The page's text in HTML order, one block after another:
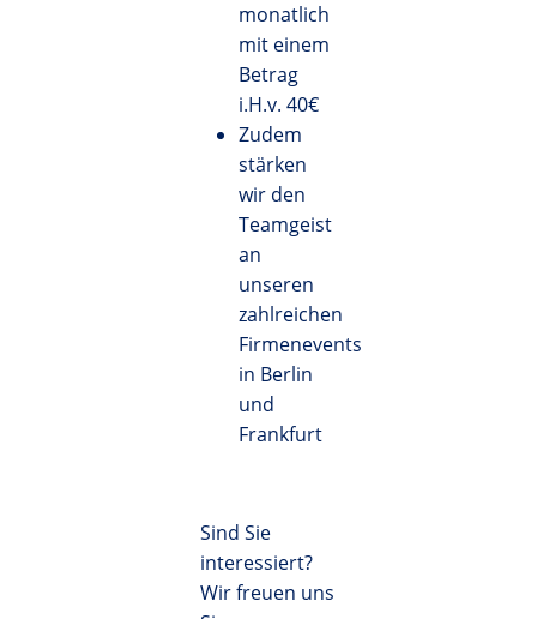
monatlich
mit einem
Betrag
i.H.v. 40€
Zudem
stärken
wir den
Teamgeist
an
unseren
zahlreichen
Firmenevents
in Berlin
und
Frankfurt
Sind Sie
interessiert?
Wir freuen uns